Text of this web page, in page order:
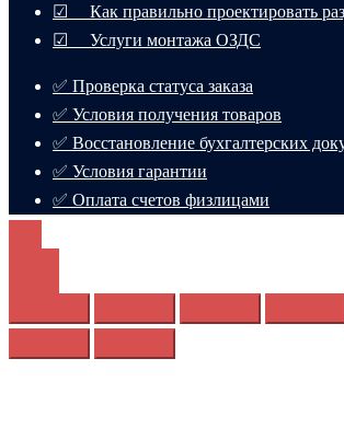
☑ Как правильно проектировать
☑ Услуги монтажа ОЗДС
✅ Проверка статуса заказа
✅ Условия получения товаров
✅ Восстановление бухгалтерских
✅ Условия гарантии
✅ Оплата счетов физлицами